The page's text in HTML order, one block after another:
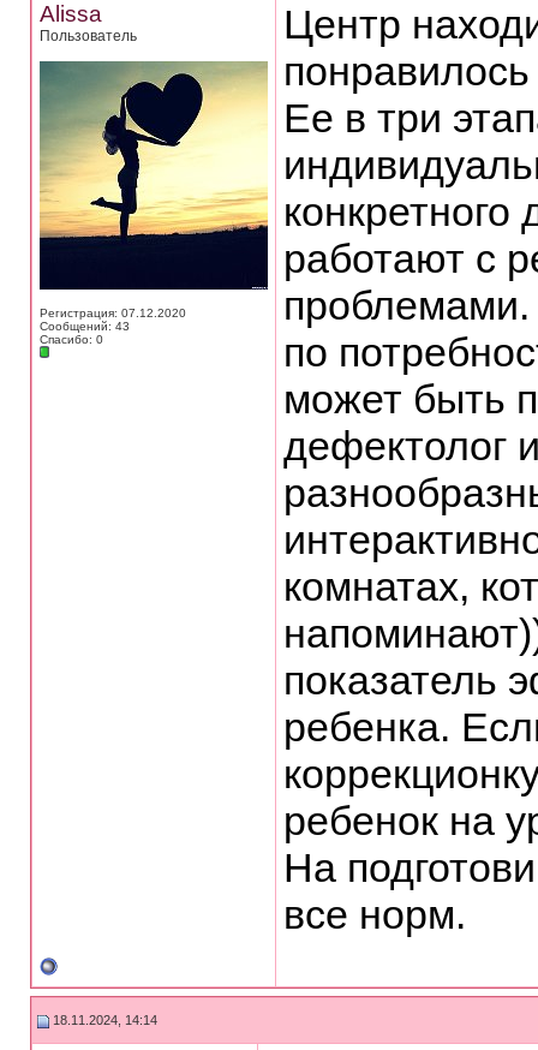
Alissa
Пользователь
Регистрация: 07.12.2020
Сообщений: 43
Спасибо: 0
Центр
понравилось
Ее в три
конкретного
работают с
по
может быть
дефектолог
комнатах,
показатель
ребенка.
ребенок на
На
все норм.
18.11.2024, 14:14